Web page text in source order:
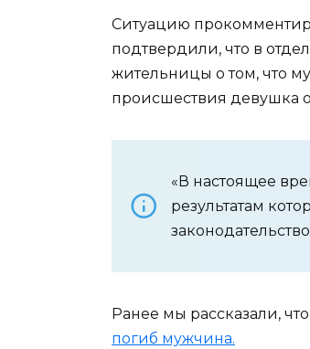
Ситуацию
подтвердили, что в
жительницы о том, что
происшествия девушка
«В настоящее
результатам
Ранее мы рассказали,
погиб мужчина.